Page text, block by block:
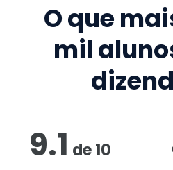
O que
mil
9.1 de10